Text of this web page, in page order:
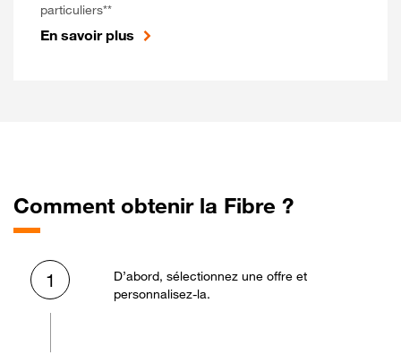
particuliers**
En savoir plus
Comment obtenir la Fibre ?
1
D’abord, sélectionnez une offre et
personnalisez-la.